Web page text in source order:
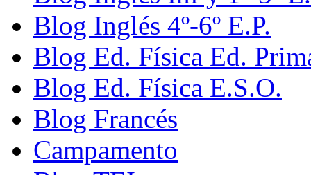
Blog Inglés 4º-6º E.P.
Blog Ed. Física Ed.
Blog Ed. Física E.S.O.
Blog Francés
Campamento